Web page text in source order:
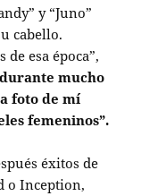
y “Juno”
cabello.
esa época”,
mucho
foto de mí
femeninos”.
éxitos de
o Inception,